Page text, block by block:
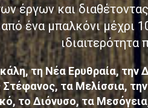
έργων και
ένα μπαλκόνι μέχρι
ιδιαιτερότητα
τη Νέα Ερυθραία,
Στέφανος, τα Μελίσσια,
το Διόνυσο, τα